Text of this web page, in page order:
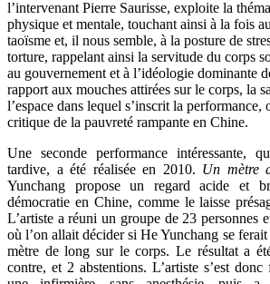
l’intervenant Pierre Saurisse, exploite la
physique et mentale, touchant ainsi à la fois
taoïsme et, il nous semble, à la posture de
torture, rappelant ainsi la servitude du corps
au gouvernement et à l’idéologie dominante
rapport aux mouches attirées sur le corps, la
l’espace dans lequel s’inscrit la performance,
critique de la pauvreté rampante en Chine.
Une seconde performance intéressante,
tardive, a été réalisée en 2010. Un mètre
Yunchang propose un regard acide et
démocratie en Chine, comme le laisse
L’artiste a réuni un groupe de 23 personnes
où l’on allait décider si He Yunchang se
mètre de long sur le corps. Le résultat a
contre, et 2 abstentions. L’artiste s’est